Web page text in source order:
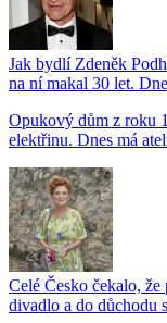
Jak bydlí Zdeněk
na ní makal 30 let.
Opukový dům z roku
elektřinu. Dnes má
Celé Česko čekalo, že
divadlo a do důchodu